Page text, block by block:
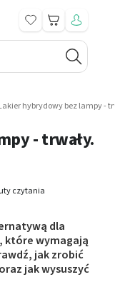
Koszyk
hybrydowy bez lampy -
- trwały.
czytania
dla
które wymagają
jak zrobić
jak wysuszyć